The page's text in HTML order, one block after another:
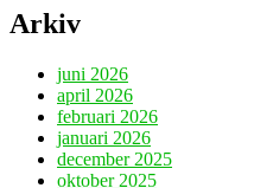
Arkiv
juni 2026
april 2026
februari 2026
januari 2026
december 2025
oktober 2025